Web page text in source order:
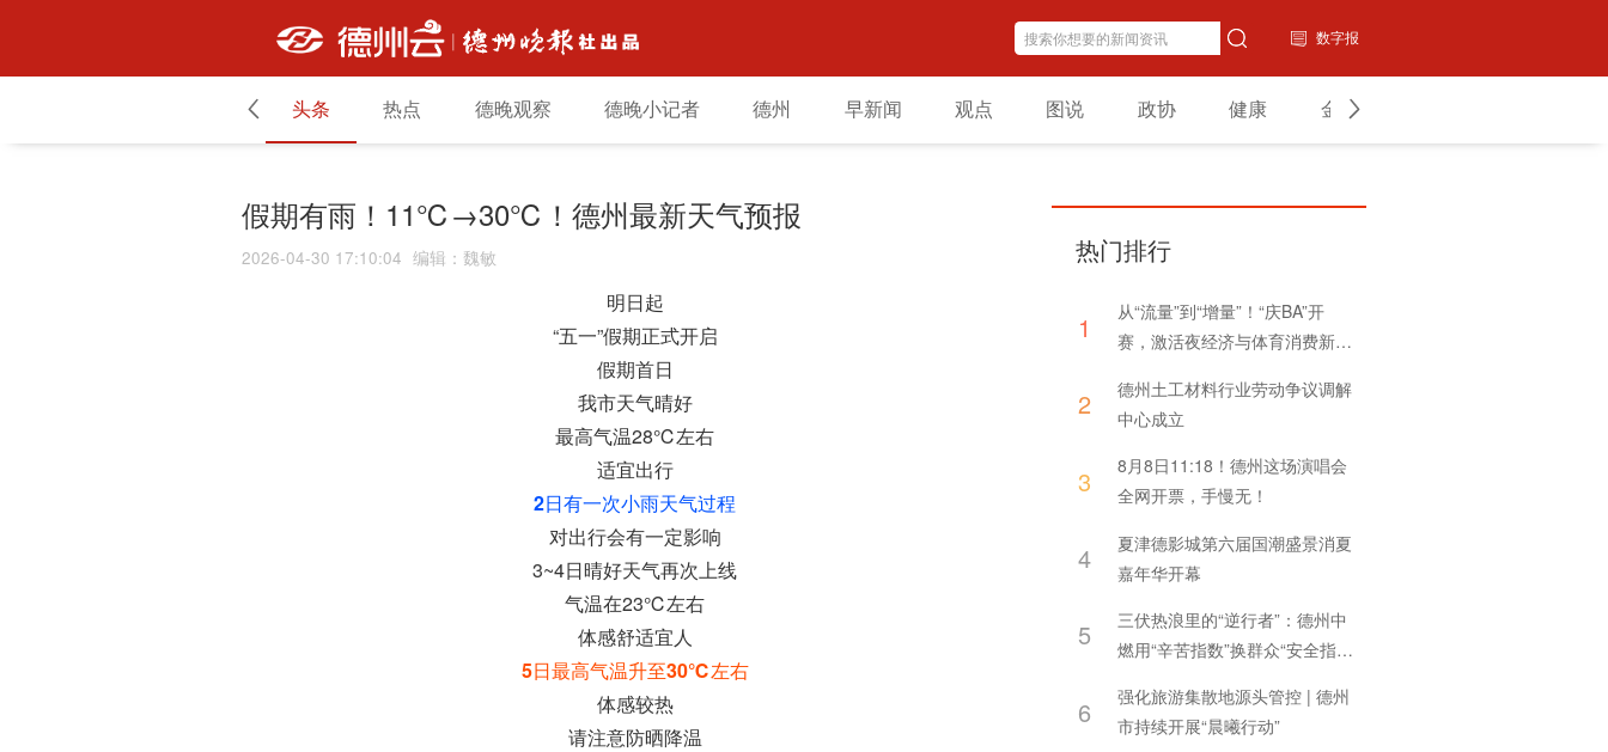
数字报
头条 热点 德晚观察 德晚小记者 德州 早新闻 观点 图说 政协 健康 金融
假期有雨！11℃→30℃！德州最新天气预报
2026-04-30 17:10:04 编辑 ： 魏敏
明日起
“五一”假期正式开启
假期首日
我市天气晴好
最高气温28℃左右
适宜出行
2日有一次小雨天气过程
对出行会有一定影响
3~4日晴好天气再次上线
气温在23℃左右
体感舒适宜人
5日最高气温升至30℃左右
体感较热
请注意防晒降温
热门排行
1
从“流量”到“增量”！“庆BA”开
赛，激活夜经济与体育消费新引
2
德州土工材料行业劳动争议调解
中心成立
3
8月8日11:18！德州这场演唱会
全网开票，手慢无！
4
夏津德影城第六届国潮盛景消夏
嘉年华开幕
5
三伏热浪里的“逆行者”：德州中
燃用“辛苦指数”换群众“安全指
6
强化旅游集散地源头管控 | 德州
市持续开展“晨曦行动”